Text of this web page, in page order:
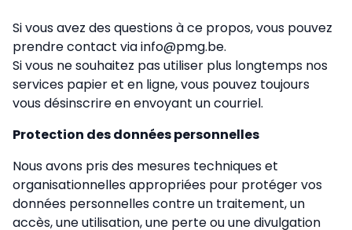
Si vous avez des questions à ce propos, vous pouvez
prendre contact via info@pmg.be.
Si vous ne souhaitez pas utiliser plus longtemps nos
services papier et en ligne, vous pouvez toujours
vous désinscrire en envoyant un courriel.
Protection des données personnelles
Nous avons pris des mesures techniques et
organisationnelles appropriées pour protéger vos
données personnelles contre un traitement, un
accès, une utilisation, une perte ou une divulgation